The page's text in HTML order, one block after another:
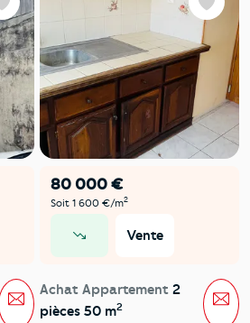
Favoris
Message
80 000 €
Soit 1 600 €/m2
Vente
Achat Appartement 2
pièces 50 m2
Favoris